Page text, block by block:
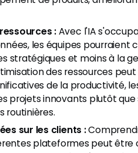
:Avec l'IA
les équipes pourraient
stratégiques et moins à la
des ressources
de la productivité,
projets innovants plutôt que
routinières.
sur les clients :
plateformes peut être